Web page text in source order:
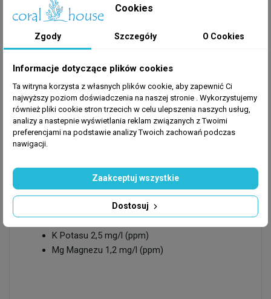
Sposób użycia:
5 mlAF Macrona 100 l wody dwa razy w tygodniu.
Zaleca się równoległe stosowanie z AF Micro oraz
AF Carbon Boost. Nie należy prowadzić równoległej
suplementacji innymi preparatami zawierającymi
makroelementy ze względu na ryzyko przenawożenia
roślin oraz zakwitu glonów. Adsorbenty takie jak zeolit
i/lub węgiel mogą zmniejszać skuteczność preparatu.
W przypadku większego zapotrzebowania na
którykolwiek z makroelementów można dodatkowo
AF PO4 i AF K Boost.
1 ml w 10 l wody podniesie poziomy:
N Azotu 5,0 mg/l (ppm)
P Fosforu 0,35 mg/l (ppm)
K Potasu 2,5 mg/l (ppm)
Mg Magnezu 1,2 mg/l (ppm)
Cookies
Zgody Szczegóły O Cookies
Informacje dotyczące plików cookies
Ta witryna korzysta z własnych plików cookie, aby zapewnić Ci
najwyższy poziom doświadczenia na naszej stronie . Wykorzystujemy
również pliki cookie stron trzecich w celu ulepszenia naszych usług,
analizy a nastepnie wyświetlania reklam związanych z Twoimi
preferencjami na podstawie analizy Twoich zachowań podczas
nawigacji.
Dostosuj
Zaakceptuj wszystkie